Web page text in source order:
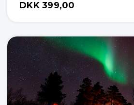
DKK 399,00